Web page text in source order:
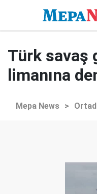
Türk savaş
limanına
Mepa News >